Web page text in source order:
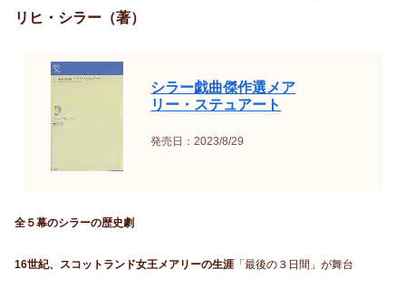
リヒ・シラー（著）
シラー戯曲傑作選メア
リー・ステュアート
発売日：2023/8/29
全５幕のシラーの歴史劇
16世紀、スコットランド女王メアリーの生涯 「最後の３日間」が舞台